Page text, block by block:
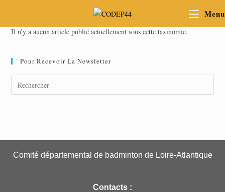
Menu
Il n’y a aucun article publié actuellement sous cette taxinomie.
Pour Recevoir La Newsletter
Comité départemental de badminton de Loire-Atlantique
Contacts :